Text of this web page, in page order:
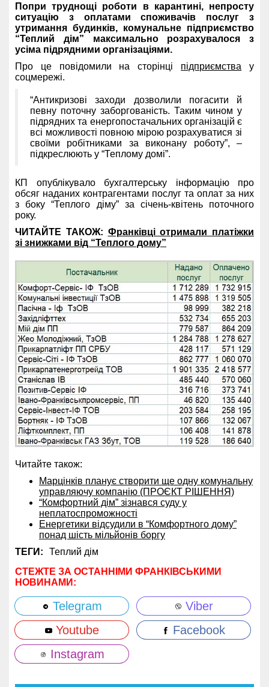
Попри труднощі роботи в карантині, непросту
ситуацію з оплатами споживачів послуг з
утримання будинків, комунальне підприємство
“Теплий дім” максимально розрахувалося з
усіма підрядними організаціями.
Про це повідомили на сторінці підприємства у
соцмережі.
“Антикризові заходи дозволили погасити й
певну поточну заборгованість. Таким чином у
підрядних та енергопостачальних організацій є
всі можливості повною мірою розрахуватися зі
своїми робітниками за виконану роботу”, –
підкреслюють у “Теплому домі”.
КП опублікувало бухгалтерську інформацію про
обсяг наданих контрагентами послуг та оплат за них
з боку “Теплого діму” за січень-квітень поточного
року.
ЧИТАЙТЕ ТАКОЖ: Франківці отримали платіжки
зі знижками від “Теплого дому”
Читайте також:
Марцінків планує створити ще одну комунальну
управляючу компанію (ПРОЄКТ РІШЕННЯ)
“Комфортний дім” зізнався суду у
неплатоспроможності
Енергетики відсудили в “Комфортного дому”
понад шість мільйонів боргу
ТЕГИ:
Теплий дім
СТЕЖТЕ ЗА ОСТАННІМИ ФРАНКІВСЬКИМИ
НОВИНАМИ:
Telegram
Viber
Youtube
Facebook
Instagram